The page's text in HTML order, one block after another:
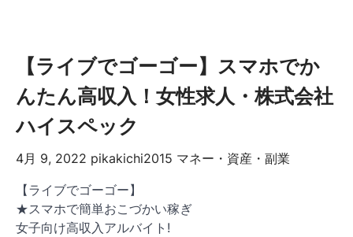
【ライブでゴーゴー】スマホでか
んたん高収入！女性求人・株式会社
ハイスペック
4月 9, 2022 pikakichi2015 マネー・資産・副業
【ライブでゴーゴー】
★スマホで簡単おこづかい稼ぎ
女子向け高収入アルバイト!